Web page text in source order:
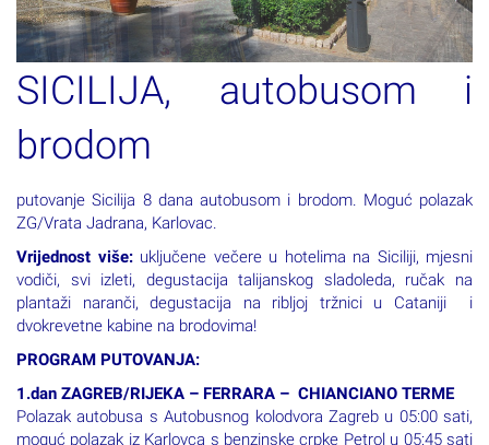
SICILIJA, autobusom i
brodom
putovanje Sicilija 8 dana autobusom i brodom. Moguć polazak
Vrijednost više: uključene večere u hotelima na Siciliji, mjesni
vodiči, svi izleti, degustacija talijanskog sladoleda, ručak na
plantaži naranči, degustacija na ribljoj tržnici u Cataniji i
1.dan ZAGREB/RIJEKA – FERRARA – CHIANCIANO TERME
Polazak autobusa s Autobusnog kolodvora Zagreb u 05:00 sati,